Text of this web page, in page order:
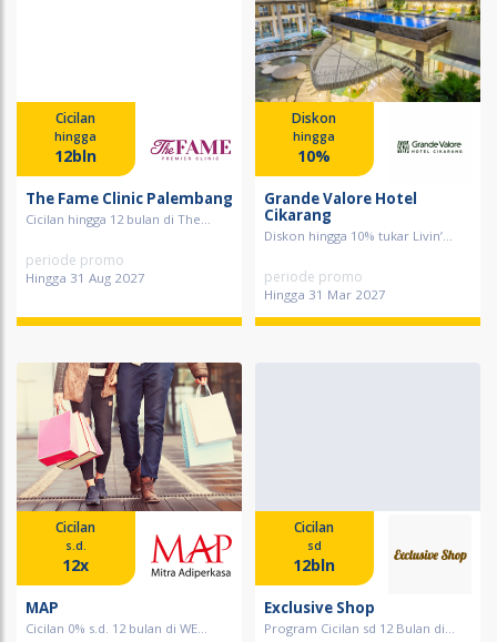
Cicilan
hingga
12bln
The Fame Clinic Palembang
Cicilan hingga 12 bulan di The...
periode promo
Hingga 31 Aug 2027
Diskon
hingga
10%
Grande Valore Hotel
Cikarang
Diskon hingga 10% tukar Livin’...
periode promo
Hingga 31 Mar 2027
Cicilan
s.d.
12x
MAP
Cicilan 0% s.d. 12 bulan di WE...
Cicilan
sd
12bln
Exclusive Shop
Program Cicilan sd 12 Bulan di...